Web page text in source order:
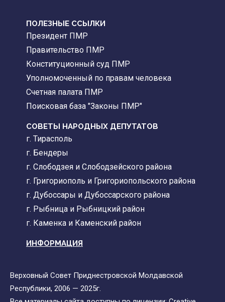
ПОЛЕЗНЫЕ ССЫЛКИ
Президент ПМР
Правительство ПМР
Конституционный суд ПМР
Уполномоченный по правам человека
Счетная палата ПМР
Поисковая база "Законы ПМР"
СОВЕТЫ НАРОДНЫХ ДЕПУТАТОВ
г. Тирасполь
г. Бендеры
г. Слободзея и Слободзейского района
г. Григориополь и Григориопольского района
г. Дубоссары и Дубоссарского района
г. Рыбница и Рыбницкий район
г. Каменка и Каменский район
ИНФОРМАЦИЯ
Верховный Совет Приднестровской Молдавской
Республики, 2006 — 2025г.